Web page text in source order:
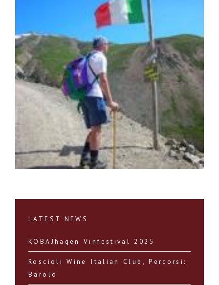
LATEST NEWS
KOBAJhagen Vinfestival 2025
Roscioli Wine Italian Club, Percorsi:
Barolo